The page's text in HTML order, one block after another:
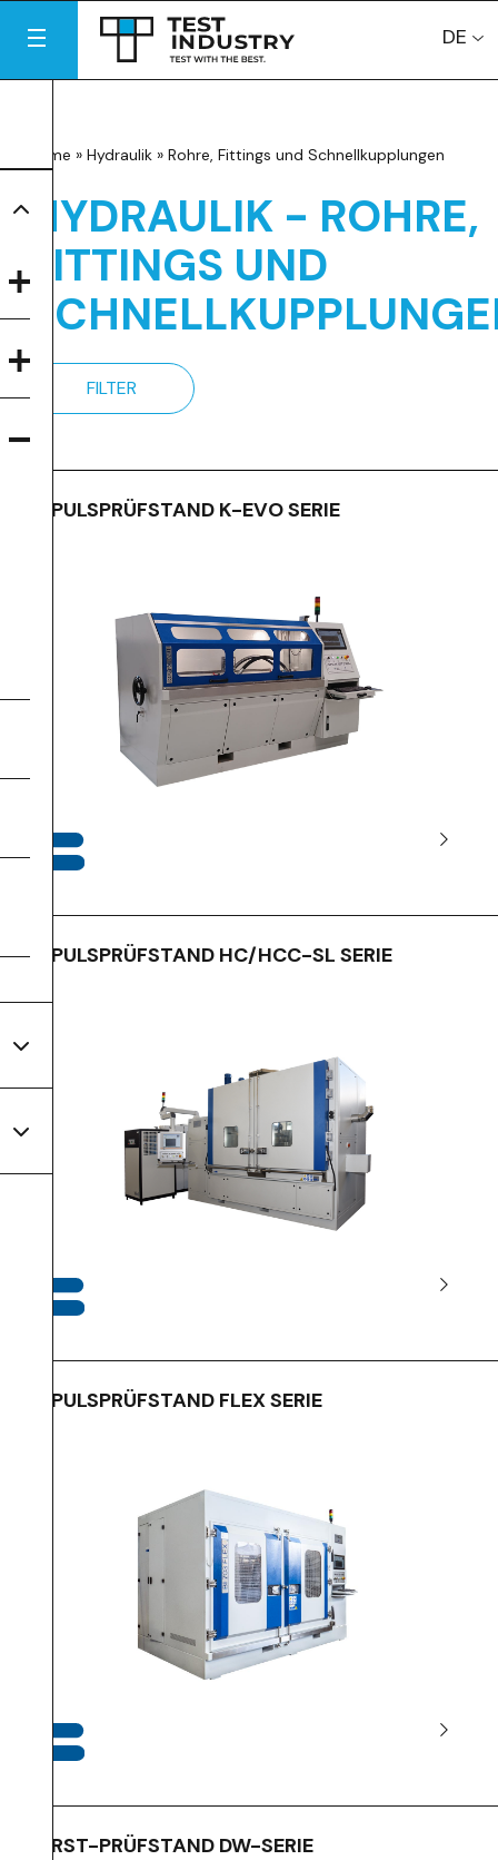
DE
Home » Hydraulik » Rohre, Fittings und Schnellkupplungen
HYDRAULIK - ROHRE,
FITTINGS UND
FILTER
IMPULSPRÜFSTAND K-EVO SERIE
IMPULSPRÜFSTAND HC/HCC-SL SERIE
IMPULSPRÜFSTAND FLEX SERIE
BERST-PRÜFSTAND DW-SERIE